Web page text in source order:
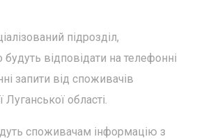
підрозділ,
будуть відповідати на телефонні
запити від споживачів
Луганської області.
споживачам інформацію з